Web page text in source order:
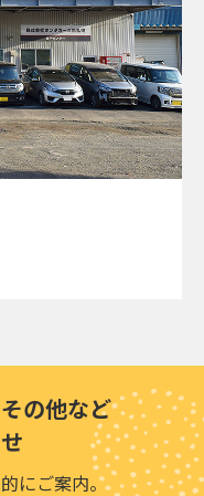
の他など
にご案内。